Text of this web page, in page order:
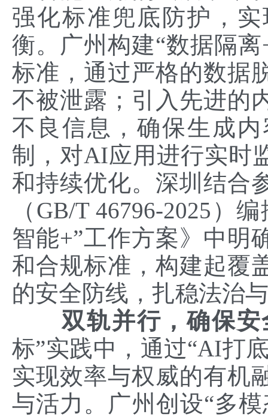
强化标准兜底防护，
衡。广州构建“数据隔
标准，通过严格的数据
不被泄露；引入先进的
不良信息，确保生成
制，对AI应用进行实时
和持续优化。深圳结合
（GB/T 46796-2025）
智能+”工作方案》中明
和合规标准，构建起覆
的安全防线，扎稳法治
双轨并行，确保
标”实践中，通过“AI打
实现效率与权威的有机
与活力。广州创设“多